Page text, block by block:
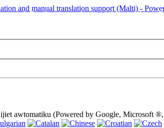
: Din il-paġna qed tuża cookies (cookies).
awtomatiku (Powered by Google, Microsoft ®,